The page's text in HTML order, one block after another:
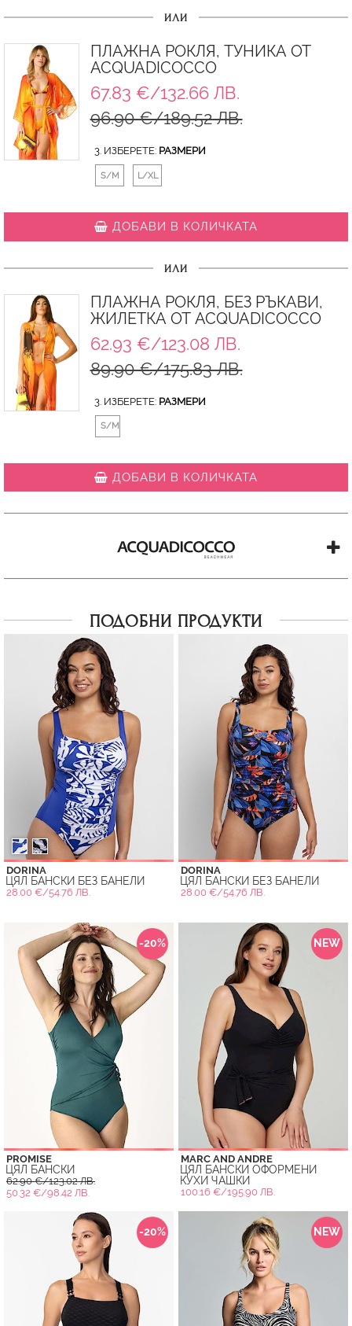
ИЛИ
ПЛАЖНА РОКЛЯ, ТУНИКА ОТ
ACQUADICOCCO
67.83 €/132.66 ЛВ.
96.90 €/189.52 ЛВ.
3. ИЗБЕРЕТЕ: РАЗМЕРИ
S/M L/XL
ДОБАВИ В КОЛИЧКАТА
ИЛИ
ПЛАЖНА РОКЛЯ, БЕЗ РЪКАВИ,
ЖИЛЕТКА ОТ ACQUADICOCCO
62.93 €/123.08 ЛВ.
89.90 €/175.83 ЛВ.
3. ИЗБЕРЕТЕ: РАЗМЕРИ
S/M
ДОБАВИ В КОЛИЧКАТА
ПОДОБНИ ПРОДУКТИ
DORINA
ЦЯЛ БАНСКИ БЕЗ БАНЕЛИ
28.00 €/54.76 ЛВ.
DORINA
ЦЯЛ БАНСКИ БЕЗ БАНЕЛИ
28.00 €/54.76 ЛВ.
-20%
PROMISE
ЦЯЛ БАНСКИ
62.90 €/123.02 ЛВ.
50.32 €/98.42 ЛВ.
NEW
MARC AND ANDRE
ЦЯЛ БАНСКИ ОФОРМЕНИ
КУХИ ЧАШКИ
100.16 €/195.90 ЛВ.
-20% NEW